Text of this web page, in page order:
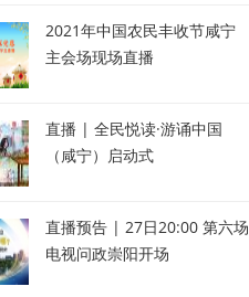
2021年中国农民丰收节咸宁
主会场现场直播
直播 | 全民悦读·游诵中国
（咸宁）启动式
直播预告 | 27日20:00 第六场
电视问政崇阳开场